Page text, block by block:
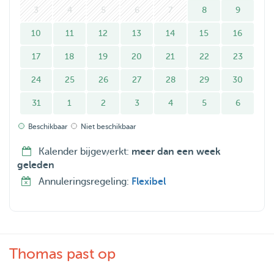
3 4 5 6 7 8 9
10 11 12 13 14 15 16
17 18 19 20 21 22 23
24 25 26 27 28 29 30
31 1 2 3 4 5 6
Beschikbaar Niet beschikbaar
Kalender bijgewerkt: meer dan een week
geleden
Annuleringsregeling: Flexibel
Thomas past op